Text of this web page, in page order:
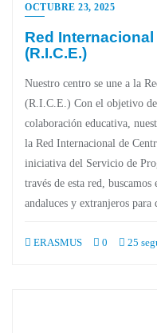
OCTUBRE 23, 2025
Red
(R.I.C.E.)
Nuestro centro se une a la
(R.I.C.E.) Con el objetivo
colaboración educativa,
la Red Internacional de
iniciativa del Servicio de
través de esta red,
andaluces y extranjeros
ERASMUS 0 25